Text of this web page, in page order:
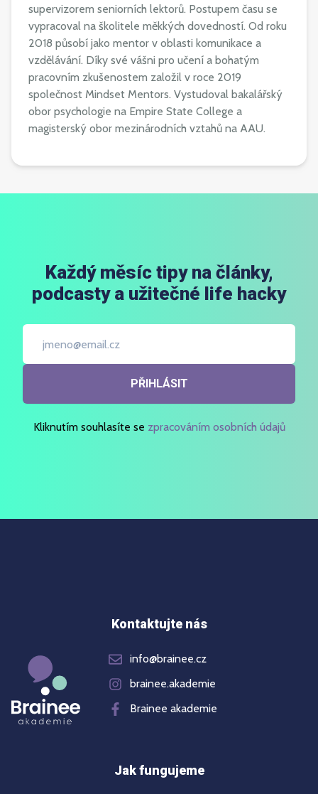
supervizorem seniorních lektorů. Postupem času se
vypracoval na školitele měkkých dovedností. Od roku
2018 působí jako mentor v oblasti komunikace a
vzdělávání. Díky své vášni pro učení a bohatým
pracovním zkušenostem založil v roce 2019
společnost Mindset Mentors. Vystudoval bakalářský
obor psychologie na Empire State College a
magisterský obor mezinárodních vztahů na AAU.
Každý měsíc tipy na články,
podcasty a užitečné life hacky
PŘIHLÁSIT
Kliknutím souhlasíte se zpracováním osobních údajů
Kontaktujte nás
info@brainee.cz
brainee.akademie
Brainee akademie
Jak fungujeme